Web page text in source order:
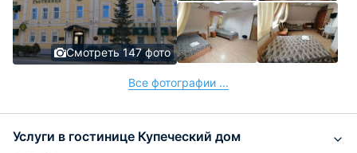
Смотреть 147 фото
Все фотографии ...
Услуги в гостинице Купеческий дом